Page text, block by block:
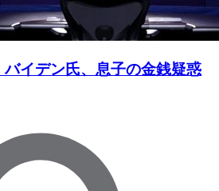
イデン氏、息子の金銭疑惑